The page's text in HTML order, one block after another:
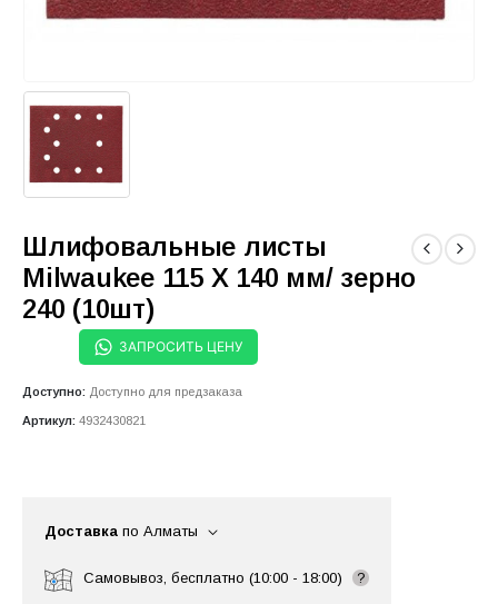
Шлифовальные листы
Milwaukee 115 X 140 мм/ зерно
240 (10шт)
ЗАПРОСИТЬ ЦЕНУ
Доступно: Доступно для предзаказа
Артикул: 4932430821
Доставка по Алматы
Самовывоз, бесплатно (10:00 - 18:00) ?